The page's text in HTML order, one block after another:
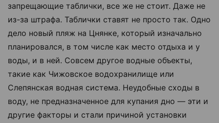
запрещающие таблички, все же не стоит. Даже не
из-за штрафа. Таблички ставят не просто так. Одно
дело новый пляж на Цнянке, который изначально
планировался, в том числе как место отдыха и у
воды, и в ней. Совсем другое водные объекты,
такие как Чижовское водохранилище или
Слепянская водная система. Неудобные сходы в
воду, не предназначенное для купания дно — эти и
другие факторы и стали причиной установки